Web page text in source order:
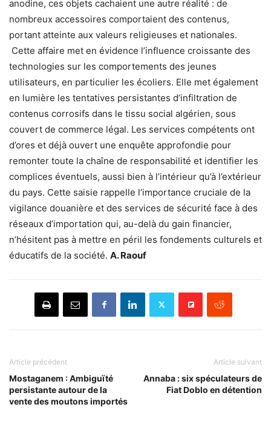
anodine, ces objets cachaient une autre réalité : de
nombreux accessoires comportaient des contenus,
portant atteinte aux valeurs religieuses et nationales.
Cette affaire met en évidence l’influence croissante des
technologies sur les comportements des jeunes
utilisateurs, en particulier les écoliers. Elle met également
en lumière les tentatives persistantes d’infiltration de
contenus corrosifs dans le tissu social algérien, sous
couvert de commerce légal. Les services compétents ont
d’ores et déjà ouvert une enquête approfondie pour
remonter toute la chaîne de responsabilité et identifier les
complices éventuels, aussi bien à l’intérieur qu’à l’extérieur
du pays. Cette saisie rappelle l’importance cruciale de la
vigilance douanière et des services de sécurité face à des
réseaux d’importation qui, au-delà du gain financier,
n’hésitent pas à mettre en péril les fondements culturels et
éducatifs de la société. A. Raouf
Article précédent
Mostaganem : Ambiguïté
persistante autour de la
vente des moutons importés
Article suivant
Annaba : six spéculateurs de
Fiat Doblo en détention